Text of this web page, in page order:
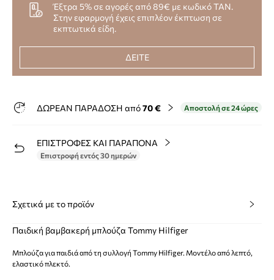
Έξτρα 5% σε αγορές από 89€ με κωδικό TAN.
Στην εφαρμογή έχεις επιπλέον έκπτωση σε
εκπτωτικά είδη.
ΔΕΙΤΕ
ΔΩΡΕΑΝ ΠΑΡΑΔΟΣΗ από70 € Αποστολή σε 24 ώρες
ΕΠΙΣΤΡΟΦΕΣ ΚΑΙ ΠΑΡΑΠΟΝΑ
Επιστροφή εντός 30 ημερών
Σχετικά με το προϊόν
Παιδική βαμβακερή μπλούζα Tommy Hilfiger
Μπλούζα για παιδιά από τη συλλογή Tommy Hilfiger. Μοντέλο από λεπτό,
ελαστικό πλεκτό.